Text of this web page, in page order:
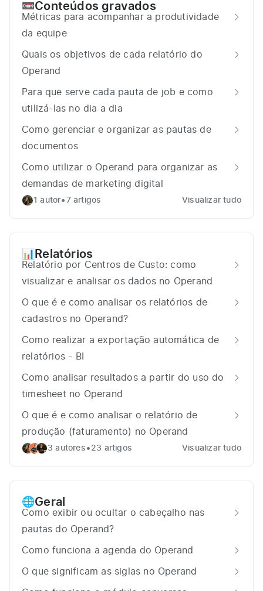
📼Conteúdos gravados
Métricas para acompanhar a produtividade
da equipe
Quais os objetivos de cada relatório do
Operand
Para que serve cada pauta de job e como
utilizá-las no dia a dia
Como gerenciar e organizar as pautas de
documentos
Como utilizar o Operand para organizar as
demandas de marketing digital
1 autor• 7 artigos Visualizar tudo
📊 Relatórios
Relatório por Centros de Custo: como
visualizar e analisar os dados no Operand
O que é e como analisar os relatórios de
cadastros no Operand?
Como realizar a exportação automática de
relatórios - BI
Como analisar resultados a partir do uso do
timesheet no Operand
O que é e como analisar o relatório de
produção (faturamento) no Operand
3 autores • 23 artigos Visualizar tudo
🌐Geral
Como exibir ou ocultar o cabeçalho nas
pautas do Operand?
Como funciona a agenda do Operand
O que significam as siglas no Operand